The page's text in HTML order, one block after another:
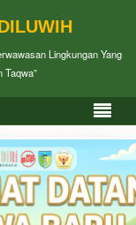
Lingkungan Yang
Taqwa”